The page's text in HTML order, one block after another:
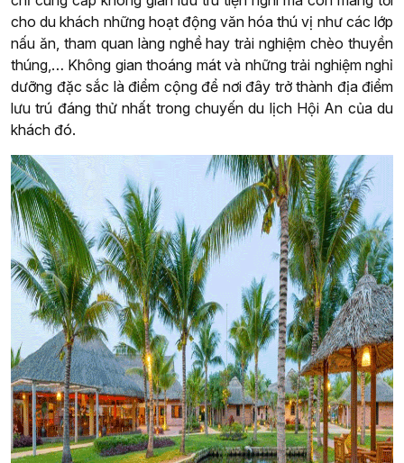
cho du khách những hoạt động văn hóa thú vị như các lớp
nấu ăn, tham quan làng nghề hay trải nghiệm chèo thuyền
thúng,… Không gian thoáng mát và những trải nghiệm nghỉ
dưỡng đặc sắc là điểm cộng để nơi đây trở thành địa điểm
lưu trú đáng thử nhất trong chuyến du lịch Hội An của du
khách đó.